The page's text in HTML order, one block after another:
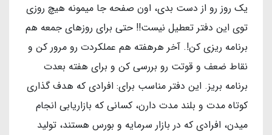
یک روز رو از دست بدی، اون صفحه جا میمونه هیچ روزی
توی این دفتر تعطیل نیست!! حتی برای روزهای جمعه هم
برنامه ریزی کن!. آخر هرهفته هم عملکردت رو مرور کن و
نقاط ضعف و قوتت رو بررسی کن و برای هفته بعدت
برنامه بریز. این دفتر مناسب برای: افرادی که هدف گذاری
کوتاه مدت و بلند مدت دارن، کسانی که بازاریابی انجام
میدن، افرادی که در بازار سرمایه و بورس هستند، تولید